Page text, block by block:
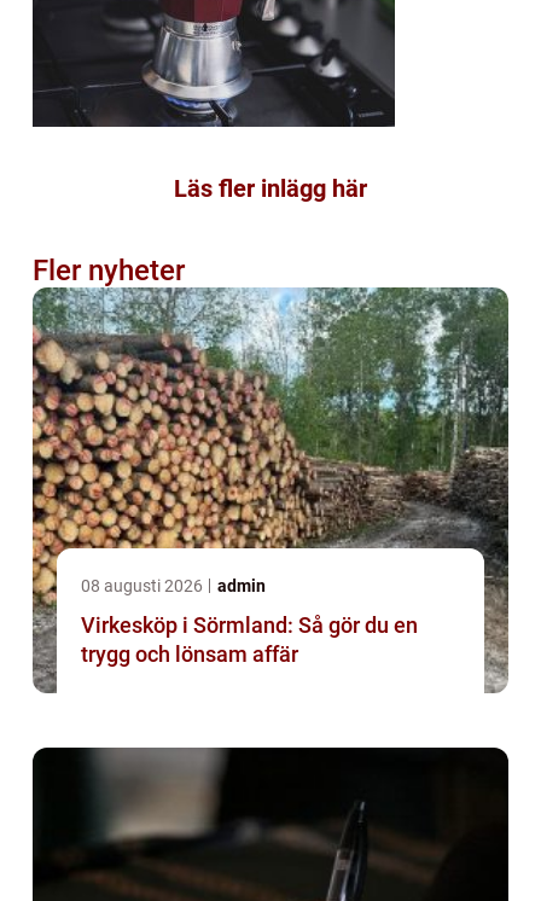
Läs fler inlägg här
Fler nyheter
08 augusti 2026 admin
Virkesköp i Sörmland: Så gör du en
trygg och lönsam affär